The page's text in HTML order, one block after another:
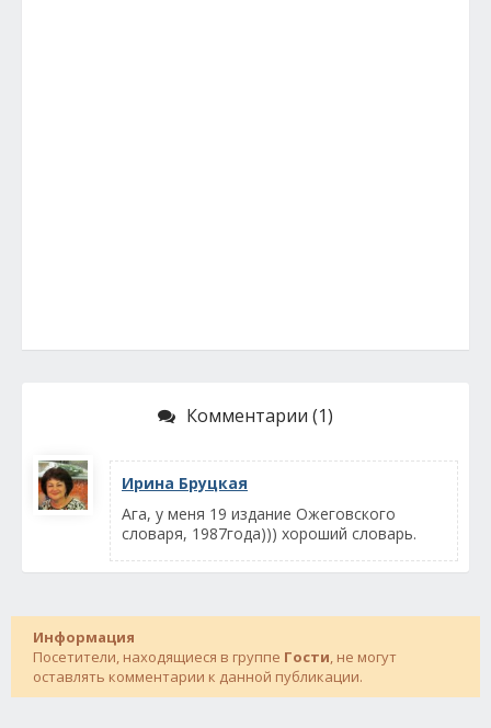
Комментарии (1)
Ирина Бруцкая
Ага, у меня 19 издание Ожеговского
словаря, 1987года))) хороший словарь.
Информация
Посетители, находящиеся в группе Гости, не могут
оставлять комментарии к данной публикации.